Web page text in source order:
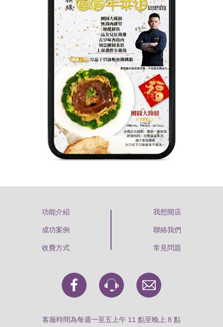
功能介紹
成功案例
收費方式
我想開店
聯絡我們
常見問題
一頁商店官方臉書粉絲專頁
intercom 客服連結
寄信到
客服時間為每週一至五上午 11 點至晚上 8 點